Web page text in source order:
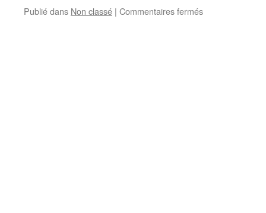
Publié dans Non classé | Commentaires ferméssur